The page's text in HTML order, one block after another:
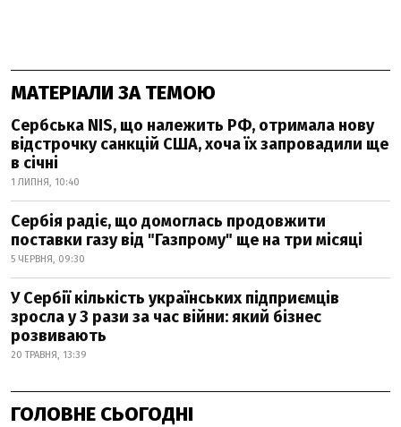
МАТЕРІАЛИ ЗА ТЕМОЮ
Сербська NIS, що належить РФ, отримала нову
відстрочку санкцій США, хоча їх запровадили ще
в січні
1 ЛИПНЯ, 10:40
Сербія радіє, що домоглась продовжити
поставки газу від "Газпрому" ще на три місяці
5 ЧЕРВНЯ, 09:30
У Сербії кількість українських підприємців
зросла у 3 рази за час війни: який бізнес
розвивають
20 ТРАВНЯ, 13:39
ГОЛОВНЕ СЬОГОДНІ